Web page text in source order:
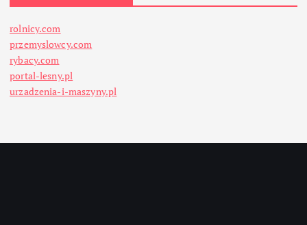
rolnicy.com
przemyslowcy.com
rybacy.com
portal-lesny.pl
urzadzenia-i-maszyny.pl